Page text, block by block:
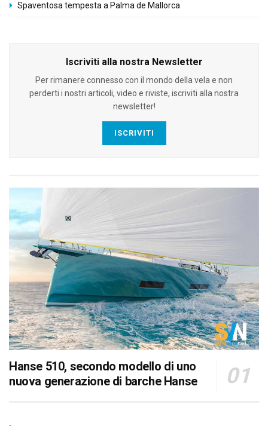
Spaventosa tempesta a Palma de Mallorca
Iscriviti alla nostra Newsletter
Per rimanere connesso con il mondo della vela e non
perderti i nostri articoli, video e riviste, iscriviti alla nostra
newsletter!
ISCRIVITI
Hanse 510, secondo modello di uno
nuova generazione di barche Hanse